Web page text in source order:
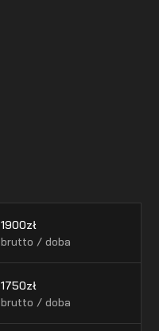
1900zł
brutto / doba
1750zł
brutto / doba